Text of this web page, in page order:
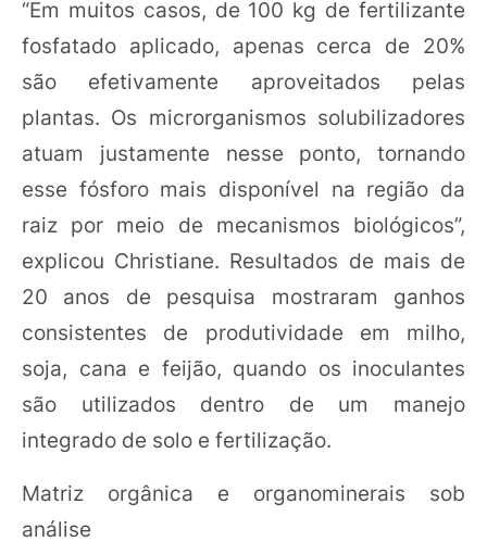
“Em muitos casos, de 100 kg de fertilizante
fosfatado aplicado, apenas cerca de 20%
são efetivamente aproveitados pelas
plantas. Os microrganismos solubilizadores
atuam justamente nesse ponto, tornando
esse fósforo mais disponível na região da
raiz por meio de mecanismos biológicos”,
explicou Christiane. Resultados de mais de
20 anos de pesquisa mostraram ganhos
consistentes de produtividade em milho,
soja, cana e feijão, quando os inoculantes
são utilizados dentro de um manejo
integrado de solo e fertilização.
Matriz orgânica e organominerais sob
análise